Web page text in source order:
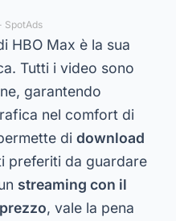
SpotAds
HBO Max è la sua
Tutti i video sono
garantendo
nel comfort di
di download
preferiti da guardare
streaming con il
, vale la pena